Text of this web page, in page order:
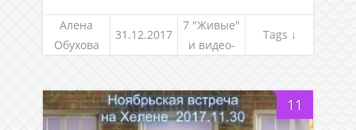
Алена
Обухова
31.12.2017
7 "Живые"
и видео-
Tags ↓
11